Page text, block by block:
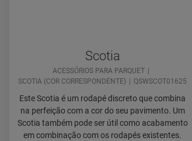
Scotia
ACESSÓRIOS PARA PARQUET
SCOTIA (COR CORRESPONDENTE)
QSWSCOT01625
Este Scotia é um rodapé discreto que combina
na perfeição com a cor do seu pavimento. Um
Scotia também pode ser útil como acabamento
em combinação com os rodapés existentes.